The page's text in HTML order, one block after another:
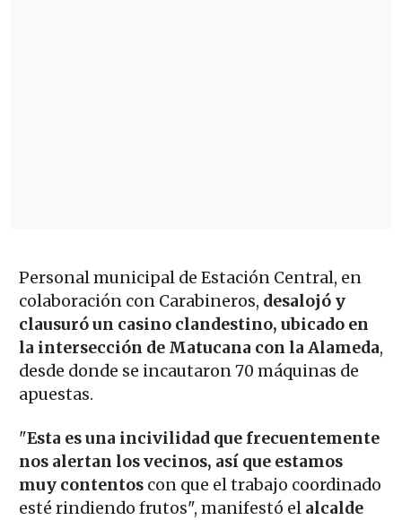
Personal municipal de Estación Central, en
colaboración con Carabineros, desalojó y
clausuró un casino clandestino, ubicado en
la intersección de Matucana con la Alameda,
desde donde se incautaron 70 máquinas de
apuestas.
"Esta es una incivilidad que frecuentemente
nos alertan los vecinos, así que estamos
muy contentoscon que el trabajo coordinado
esté rindiendo frutos", manifestó el alcalde